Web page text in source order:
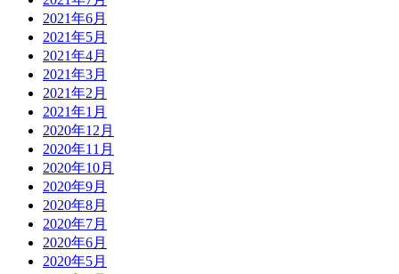
2021年6月
2021年5月
2021年4月
2021年3月
2021年2月
2021年1月
2020年12月
2020年11月
2020年10月
2020年9月
2020年8月
2020年7月
2020年6月
2020年5月